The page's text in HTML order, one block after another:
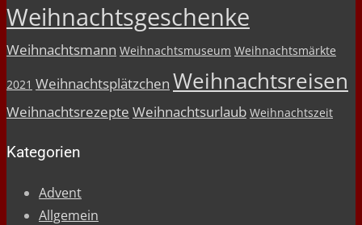
Weihnachtsgeschenke
Weihnachtsmann Weihnachtsmuseum Weihnachtsmärkte
2021 Weihnachtsplätzchen Weihnachtsreisen
Weihnachtsrezepte Weihnachtsurlaub Weihnachtszeit
Kategorien
Advent
Allgemein